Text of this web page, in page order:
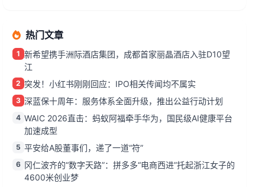
热门文章
1 新希望携手洲际酒店集团，成都首家丽晶酒店入驻D10望
江
2 突发！小红书刚刚回应：IPO相关传闻均不属实
3 深蓝保十周年：服务体系全面升级，推出公益行动计划
4 WAIC 2026直击：蚂蚁阿福牵手华为，国民级AI健康平台
加速成型
5 平安给A股董事们，递了一道“符”
6 冈仁波齐的“数字天路”：拼多多“电商西进”托起浙江女子的
4600米创业梦